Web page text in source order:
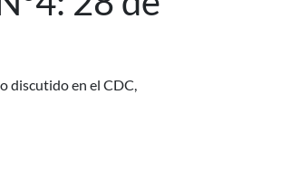
discutido en el CDC,